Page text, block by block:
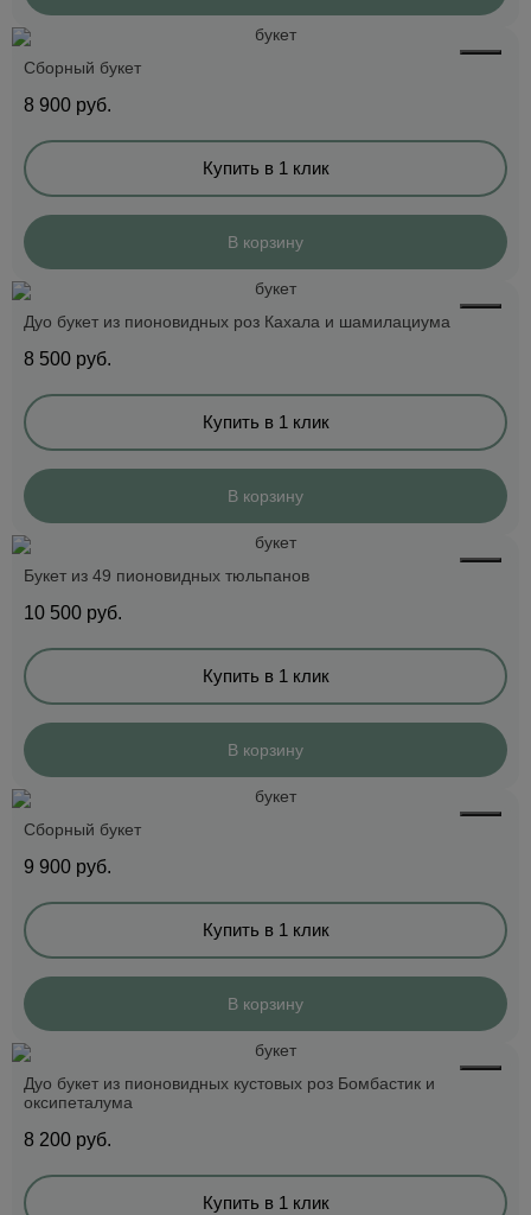
Сборный букет
8 900 руб.
Купить в 1 клик
В корзину
Дуо букет из пионовидных роз Кахала и шамилациума
8 500 руб.
Купить в 1 клик
В корзину
Букет из 49 пионовидных тюльпанов
10 500 руб.
Купить в 1 клик
В корзину
Сборный букет
9 900 руб.
Купить в 1 клик
В корзину
Дуо букет из пионовидных кустовых роз Бомбастик и
оксипеталума
8 200 руб.
Купить в 1 клик